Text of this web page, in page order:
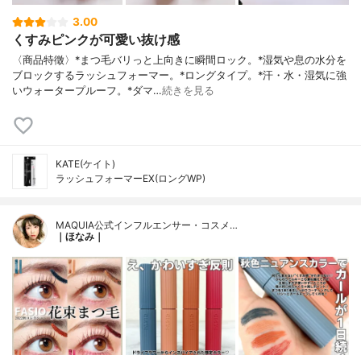
3.00
くすみピンクが可愛い抜け感
〈商品特徵〉*まつ毛バリっと上向きに瞬間ロック。*湿気や息の水分を
ブロックするラッシュフォーマー。*ロングタイプ。*汗・水・湿気に強
いウォータープルーフ。*ダマ…続きを見る
KATE(ケイト)
ラッシュフォーマーEX(ロングWP)
MAQUIA公式インフルエンサー・コスメ…
｜ほなみ｜